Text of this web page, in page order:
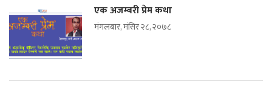
एक अजम्बरी प्रेम कथा
मंगलबार, मंसिर २८, २०७८